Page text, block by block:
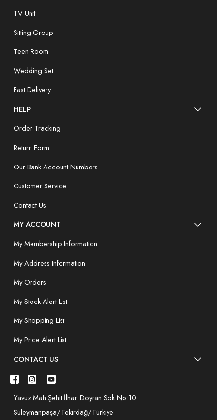
TV Unit
Sitting Group
Teen Room
Wedding Set
Fast Delivery
HELP
Order Tracking
Return Form
Our Bank Account Numbers
Customer Service
Contact Us
MY ACCOUNT
My Membership Information
My Address Information
My Orders
My Stock Alert List
My Shopping List
My Price Alert List
CONTACT US
Yavuz Mah.Şehit İlhan Doyran Sok.No:10
Süleymanpaşa/Tekirdağ/Türkiye